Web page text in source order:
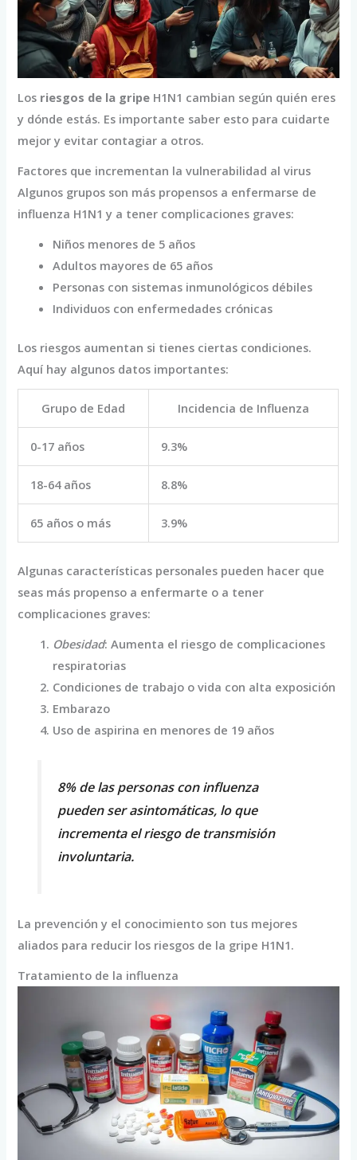
Los riesgos de la gripe H1N1 cambian según quién eres
y dónde estás. Es importante saber esto para cuidarte
mejor y evitar contagiar a otros.
Factores que incrementan la vulnerabilidad al virus
Algunos grupos son más propensos a enfermarse de
influenza H1N1 y a tener complicaciones graves:
Niños menores de 5 años
Adultos mayores de 65 años
Personas con sistemas inmunológicos débiles
Individuos con enfermedades crónicas
Los riesgos aumentan si tienes ciertas condiciones.
Aquí hay algunos datos importantes:
Grupo de Edad Incidencia de Influenza
0-17 años 9.3%
18-64 años 8.8%
65 años o más 3.9%
Algunas características personales pueden hacer que
seas más propenso a enfermarte o a tener
complicaciones graves:
Obesidad: Aumenta el riesgo de complicaciones
respiratorias
Condiciones de trabajo o vida con alta exposición
Embarazo
Uso de aspirina en menores de 19 años
8% de las personas con influenza
pueden ser asintomáticas, lo que
incrementa el riesgo de transmisión
involuntaria.
La prevención y el conocimiento son tus mejores
aliados para reducir los riesgos de la gripe H1N1.
Tratamiento de la influenza